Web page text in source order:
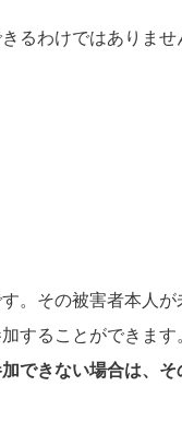
るわけではありま
。その被害者本人
することができます
できない場合は、